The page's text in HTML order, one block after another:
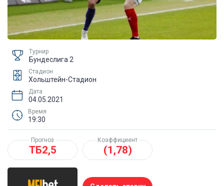
Турнир
Бундеслига 2
Стадион
Хольштейн-Стадион
Дата
04.05.2021
Время
19:30
Прогноз
ТБ2,5
Коэффициент
(1,78)